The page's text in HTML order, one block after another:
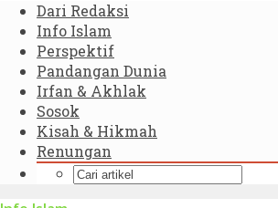
Dari Redaksi
Info Islam
Perspektif
Pandangan Dunia
Irfan & Akhlak
Sosok
Kisah & Hikmah
Renungan